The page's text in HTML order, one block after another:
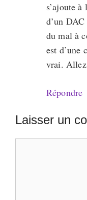
s’ajoute
d’un
du mal à
est d’une
vrai. Allez
Répondre
Laisser un